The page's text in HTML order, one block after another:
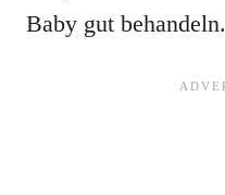
Baby gut behandeln.